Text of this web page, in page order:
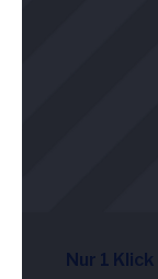
Nur 1